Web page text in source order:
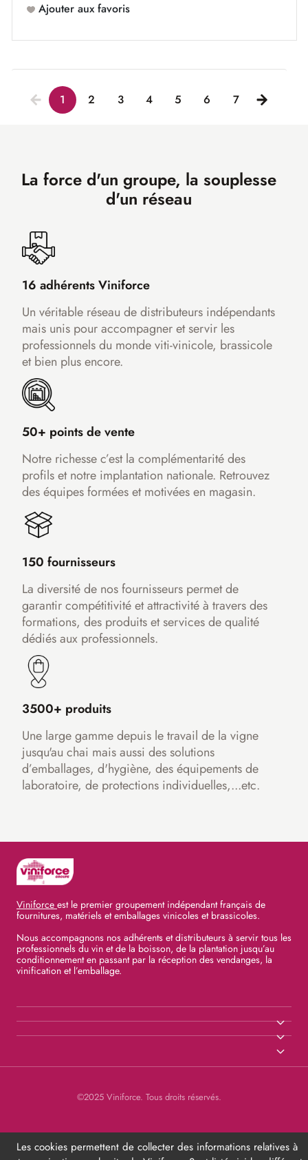
Ajouter aux favoris
1 2 3 4 5 6 7
La force d'un groupe, la souplesse
d'un réseau
16 adhérents Viniforce
Un véritable réseau de distributeurs indépendants
mais unis pour accompagner et servir les
professionnels du monde viti-vinicole, brassicole
et bien plus encore.
50+ points de vente
Notre richesse c’est la complémentarité des
profils et notre implantation nationale. Retrouvez
des équipes formées et motivées en magasin.
150 fournisseurs
La diversité de nos fournisseurs permet de
garantir compétitivité et attractivité à travers des
formations, des produits et services de qualité
dédiés aux professionnels.
3500+ produits
Une large gamme depuis le travail de la vigne
jusqu'au chai mais aussi des solutions
d’emballages, d'hygiène, des équipements de
laboratoire, de protections individuelles,...etc.
Viniforce est le premier groupement indépendant français de
fournitures, matériels et emballages vinicoles et brassicoles.
Nous accompagnons nos adhérents et distributeurs à servir tous les
professionnels du vin et de la boisson, de la plantation jusqu’au
conditionnement en passant par la réception des vendanges, la
vinification et l’emballage.
©2025 Viniforce. Tous droits réservés.
Les cookies permettent de collecter des informations relatives à